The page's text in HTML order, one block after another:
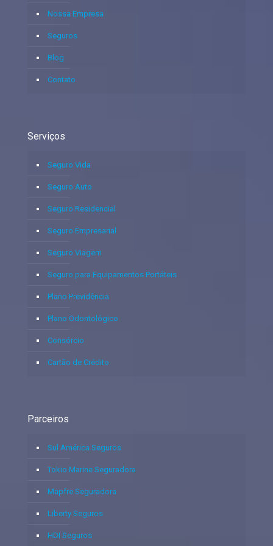
Nossa Empresa
Seguros
Blog
Contato
Serviços
Seguro Vida
Seguro Auto
Seguro Residencial
Seguro Empresarial
Seguro Viagem
Seguro para Equipamentos Portáteis
Plano Previdência
Plano Odontológico
Consórcio
Cartão de Crédito
Parceiros
Sul América Seguros
Tokio Marine Seguradora
Mapfre Seguradora
Liberty Seguros
HDI Seguros